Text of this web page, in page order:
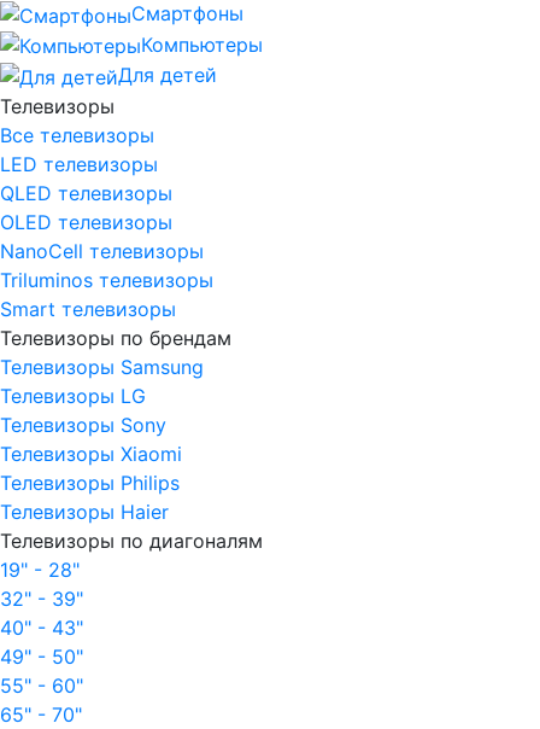
Смартфоны
Компьютеры
Для детей
Телевизоры
Все телевизоры
LED телевизоры
QLED телевизоры
OLED телевизоры
NanoCell телевизоры
Triluminos телевизоры
Smart телевизоры
Телевизоры по брендам
Телевизоры Samsung
Телевизоры LG
Телевизоры Sony
Телевизоры Xiaomi
Телевизоры Philips
Телевизоры Haier
Телевизоры по диагоналям
19" - 28"
32" - 39"
40" - 43"
49" - 50"
55" - 60"
65" - 70"